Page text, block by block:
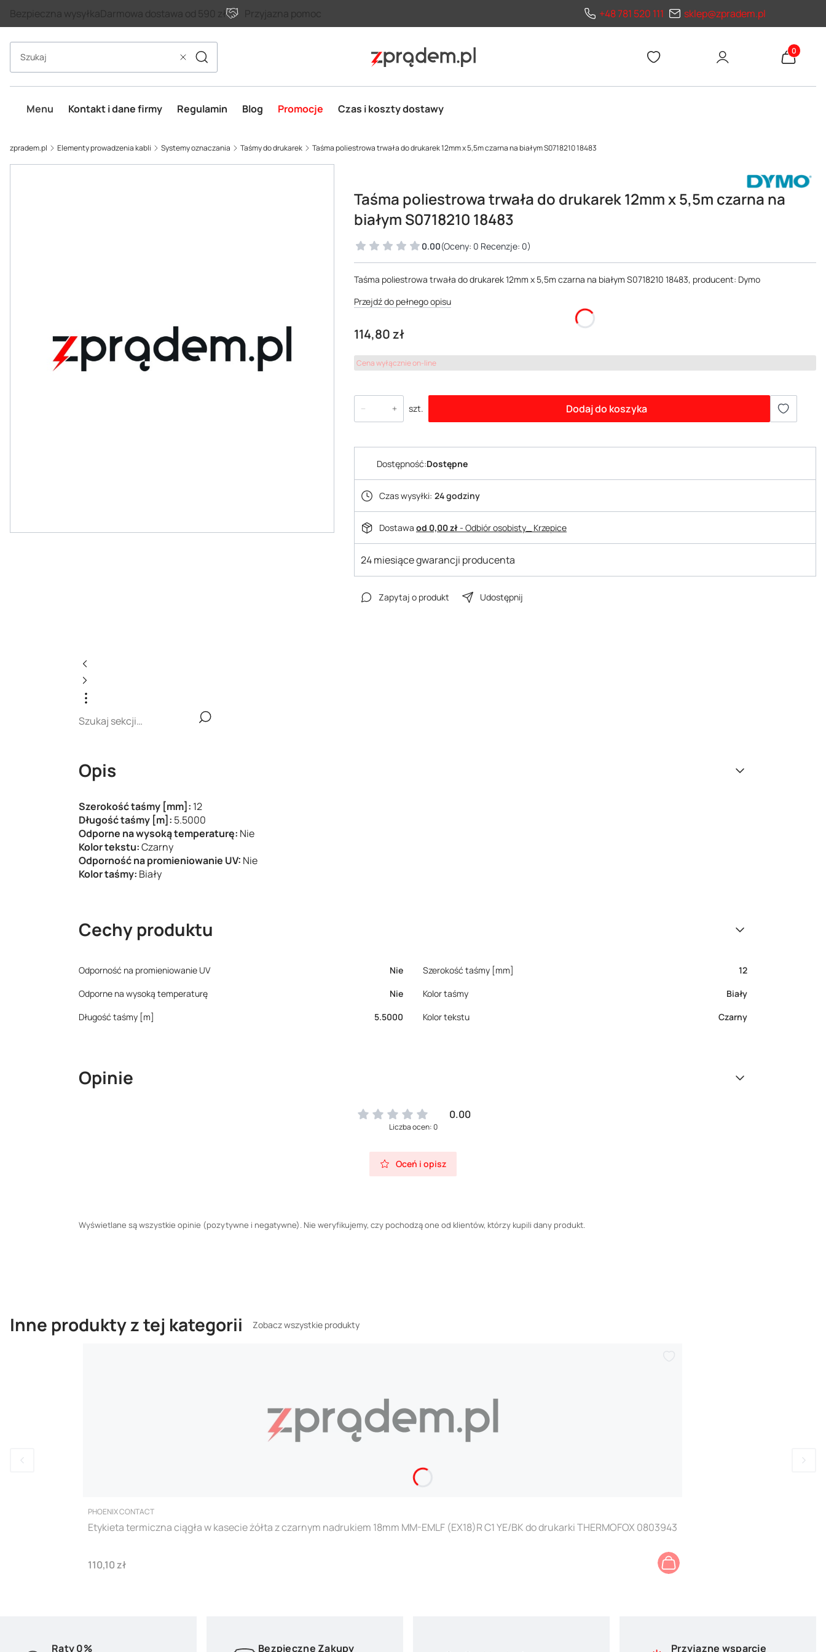
Bezpieczna wysyłkaDarmowa dostawa od 590 zł Przyjazna pomoc +48 781 520 111 sklep@zpradem.pl
WyczyśćSzukaj Produkty
Menu Kontakt i dane firmy Regulamin Blog Promocje Czas i koszty dostawy
zpradem.pl Elementy prowadzenia kabli Systemy oznaczania Taśmy do drukarek Taśma poliestrowa trwała do drukarek 12mm x 5,5m czarna na białym S0718210 18483
Taśma poliestrowa trwała do drukarek 12mm x 5,5m czarna na
białym S0718210 18483
0.00(Oceny: 0 Recenzje: 0)
Taśma poliestrowa trwała do drukarek 12mm x 5,5m czarna na białym S0718210 18483, producent: Dymo
Przejdź do pełnego opisu
Cena
114,80 zł
Cena wyłącznie on-line
szt. Dodaj do koszyka
Dostępność:Dostępne
Czas wysyłki: 24 godziny
Dostawa od 0,00 zł- Odbiór osobisty_ Krzepice
24 miesiące gwarancji producenta
Zapytaj o produkt Udostępnij
Opis
Szerokość taśmy [mm]: 12
Długość taśmy [m]: 5.5000
Odporne na wysoką temperaturę: Nie
Kolor tekstu:Czarny
Odporność na promieniowanie UV: Nie
Kolor taśmy: Biały
Cechy produktu
Odporność na promieniowanie UV Nie Szerokość taśmy [mm]
12
Odporne na wysoką temperaturę
Nie Kolor taśmy
Biały
Długość taśmy [m]
5.5000 Kolor tekstu Czarny
Opinie
0.00
Liczba ocen: 0
Oceń i opisz
Wyświetlane są wszystkie opinie (pozytywne i negatywne). Nie weryfikujemy, czy pochodzą one od klientów, którzy kupili dany produkt.
Inne produkty z tej kategorii Zobacz wszystkie produkty
PRODUCENT
PHOENIX CONTACT
Etykieta termiczna ciągła w kasecie żółta z czarnym nadrukiem 18mm MM-EMLF (EX18)R C1 YE/BK do drukarki THERMOFOX 0803943
Cena
110,10 zł
Raty 0%
Bezpieczne Zakupy
Przyjazne wsparcie